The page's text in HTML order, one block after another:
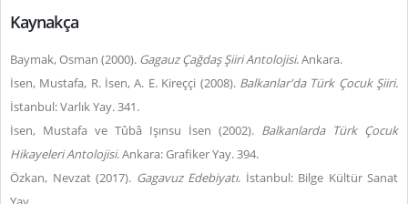
Kaynakça
Baymak, Osman (2000). Gagauz Çağdaş Şiiri Antolojisi. Ankara.
İsen, Mustafa, R. İsen, A. E. Kireççi (2008). Balkanlar'da Türk Çocuk Şiiri.
İstanbul: Varlık Yay. 341.
İsen, Mustafa ve Tûbâ Işınsu İsen (2002). Balkanlarda Türk Çocuk
Hikayeleri Antolojisi. Ankara: Grafiker Yay. 394.
Özkan, Nevzat (2017). Gagavuz Edebiyatı. İstanbul: Bilge Kültür Sanat